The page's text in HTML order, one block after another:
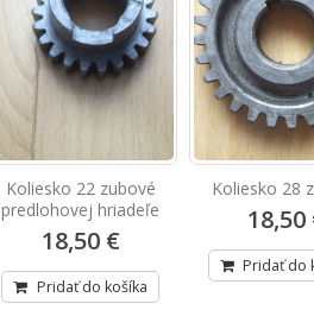
Koliesko 22 zubové
predlohovej hriadeľe
18,50 €
Pridať do košíka
Koliesko 28
18,50
Pridať do